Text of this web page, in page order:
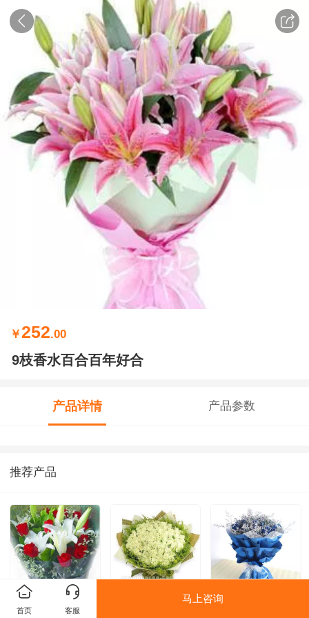
￥252.00
9枝香水百合百年好合
产品详情 产品参数
推荐产品
11朵红玫瑰相爱
首页 客服
马上咨询